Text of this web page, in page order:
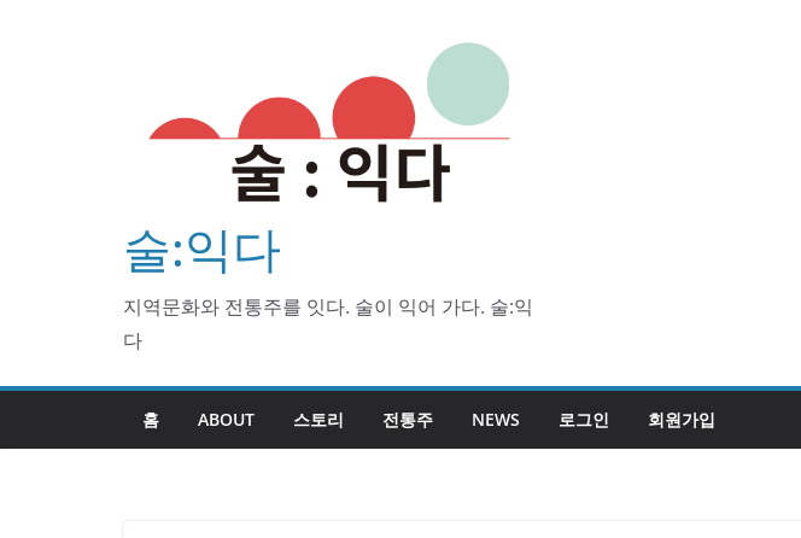
술:익다
지역문화와 전통주를 잇다. 술이 익어 가다. 술:익
다
홈 ABOUT 스토리 전통주 NEWS 로그인 회원가입